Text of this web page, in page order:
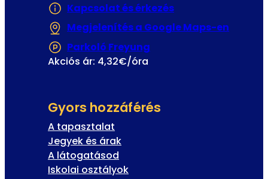
Kapcsolat és érkezés
Megjelenítés a Google Maps-en
Parkoló Freyung
Akciós ár: 4,32€/óra
Gyors hozzáférés
A tapasztalat
Jegyek és árak
A látogatásod
Iskolai osztályok